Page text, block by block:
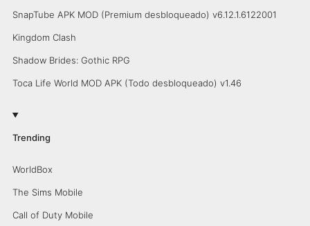
SnapTube APK MOD (Premium desbloqueado) v6.12.1.6122001
Kingdom Clash
Shadow Brides: Gothic RPG
Toca Life World MOD APK (Todo desbloqueado) v1.46
Trending
WorldBox
The Sims Mobile
Call of Duty Mobile